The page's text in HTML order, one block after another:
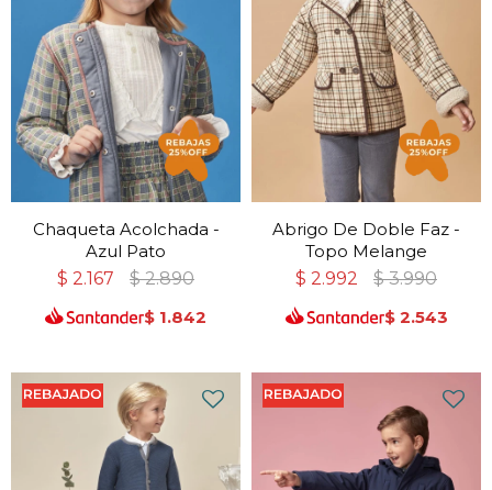
Chaqueta Acolchada -
Azul Pato
$ 2.167 $ 2.890
$ 1.842
Abrigo De Doble Faz -
Topo Melange
$ 2.992 $ 3.990
$ 2.543